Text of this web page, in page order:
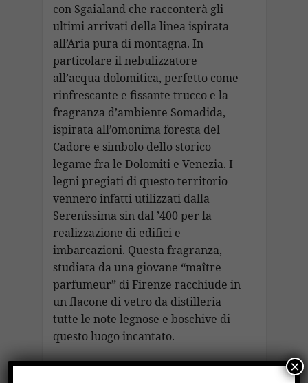
con Sgaialand che racconterà gli
ultimi arrivati della linea ispirata
all’Aria pura di montagna. In
particolare il nebulizzatore
all’acqua dolomitica, perfetto come
rinfrescante e fissante trucco e la
fragranza d’ambiente Somadida,
ispirata all’omonima foresta del
Cadore e simbolo dello storico
legame fra le Dolomiti e Venezia. I
legni pregiati di questo territorio
vennero infatti utilizzati dalla
Serenissima sin dal ’400 per la
realizzazione di edifici e
imbarcazioni. Questa fragranza,
studiata da una giovane “maître
parfumeur” di Firenze racchiude in
un flacone di vetro da distilleria
tutte le note legnose e boschive di
questo luogo incantato.
CONTATTI Bonair Misurina Chiara
×